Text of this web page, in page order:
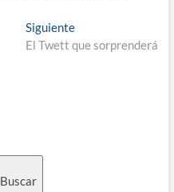
Siguiente
El Twett que sorprenderá
Buscar